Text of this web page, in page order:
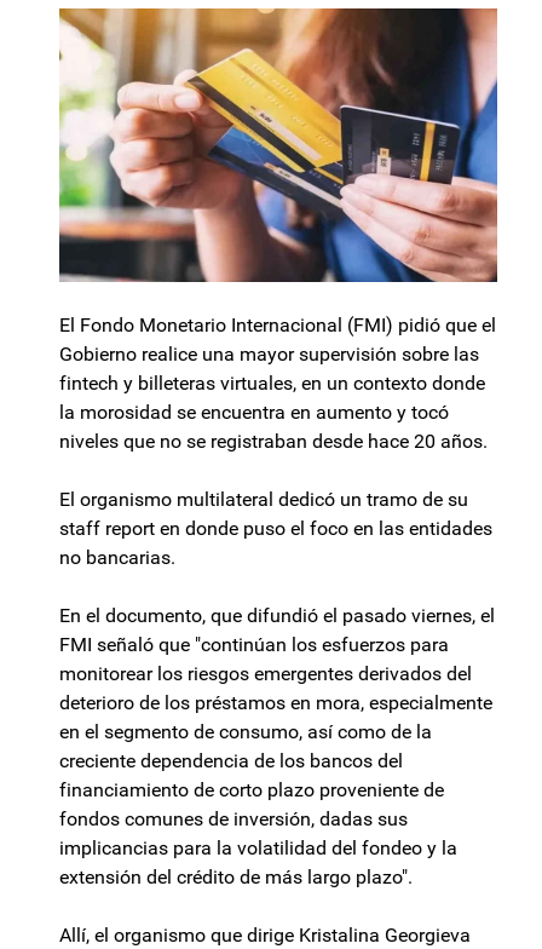
El Fondo Monetario Internacional (FMI) pidió que el
Gobierno realice una mayor supervisión sobre las
fintech y billeteras virtuales, en un contexto donde
la morosidad se encuentra en aumento y tocó
niveles que no se registraban desde hace 20 años.
El organismo multilateral dedicó un tramo de su
staff report en donde puso el foco en las entidades
no bancarias.
En el documento, que difundió el pasado viernes, el
FMI señaló que "continúan los esfuerzos para
monitorear los riesgos emergentes derivados del
deterioro de los préstamos en mora, especialmente
en el segmento de consumo, así como de la
creciente dependencia de los bancos del
financiamiento de corto plazo proveniente de
fondos comunes de inversión, dadas sus
implicancias para la volatilidad del fondeo y la
extensión del crédito de más largo plazo".
Allí, el organismo que dirige Kristalina Georgieva